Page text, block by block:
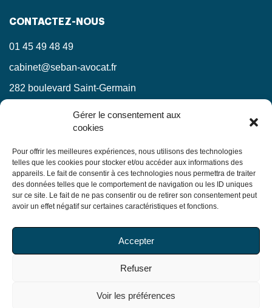
Gérer le consentement aux
cookies
Pour offrir les meilleures expériences, nous utilisons des technologies
telles que les cookies pour stocker et/ou accéder aux informations des
appareils. Le fait de consentir à ces technologies nous permettra de traiter
des données telles que le comportement de navigation ou les ID uniques
sur ce site. Le fait de ne pas consentir ou de retirer son consentement peut
avoir un effet négatif sur certaines caractéristiques et fonctions.
Accepter
Refuser
Voir les préférences
CONTACTEZ-NOUS
01 45 49 48 49
cabinet@seban-avocat.fr
282 boulevard Saint-Germain
RESTEZ INFORMÉS !
Ne manquez pas nos actualités juridiques.
En soumettant ce formulaire, j’accepte que mes
informations soient utilisées exclusivement dans le cadre
de ma demande, conformément à la
© Copyright 2026 Seban Avocats. Tous droits réservés